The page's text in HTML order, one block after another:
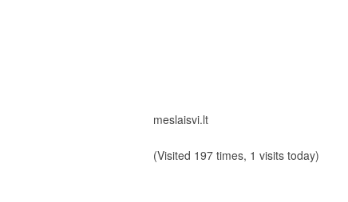
meslaisvi.lt
(Visited 197 times, 1 visits today)